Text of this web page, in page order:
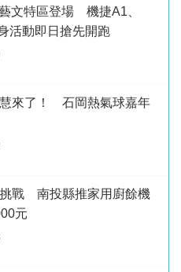
文特區登場 機捷A1、
活動即日搶先開跑
來了！ 石岡熱氣球嘉年
戰 南投縣推家用廚餘機
元